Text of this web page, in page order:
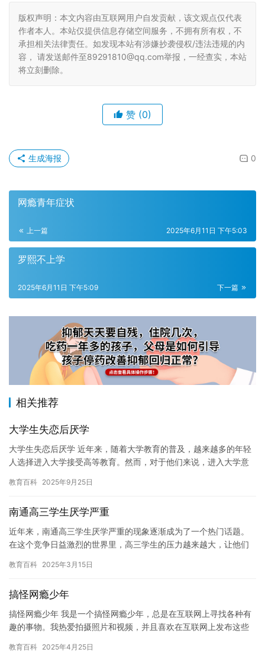
版权声明：本文内容由互联网用户自发贡献，该文观点仅代表
作者本人。本站仅提供信息存储空间服务，不拥有所有权，不
承担相关法律责任。如发现本站有涉嫌抄袭侵权/违法违规的内
容， 请发送邮件至89291810@qq.com举报，一经查实，本站
将立刻删除。
赞 (0)
0
生成海报
网瘾青年症状
上一篇 2025年6月11日 下午5:03
罗熙不上学
下一篇
2025年6月11日 下午5:09
相关推荐
大学生失恋后厌学
大学生失恋后厌学 近年来，随着大学教育的普及，越来越多的年轻
人选择进入大学接受高等教育。然而，对于他们来说，进入大学意
这个…
教育百科 2025年9月25日
南通高三学生厌学严重
近年来，南通高三学生厌学严重的现象逐渐成为了一个热门话题。
在这个竞争日益激烈的世界里，高三学生的压力越来越大，让他们
高三…
教育百科 2025年3月15日
搞怪网瘾少年
搞怪网瘾少年 我是一个搞怪网瘾少年，总是在互联网上寻找各种有
趣的事物。我热爱拍摄照片和视频，并且喜欢在互联网上发布这些
联网…
教育百科 2025年4月25日